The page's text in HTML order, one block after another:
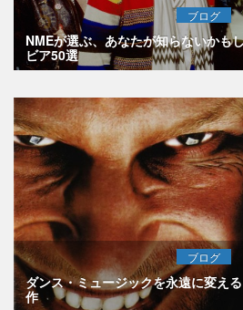
ブログ
NMEが選ぶ、あなたが知らないかも
ビア50選
ブログ
ダンス・ミュージックを永遠に変え
作